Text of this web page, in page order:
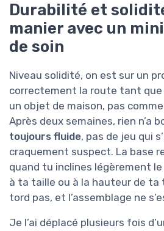
Durabilité et
manier avec un
de soin
Niveau solidité, on est sur un
correctement la route tant
un objet de maison, pas
Après deux semaines, rien n’a
toujours fluide, pas de jeu qui
craquement suspect. La base
quand tu inclines légèrement le
à ta taille ou à la hauteur de ta
tord pas, et l’assemblage ne
Je l’ai déplacé plusieurs fois